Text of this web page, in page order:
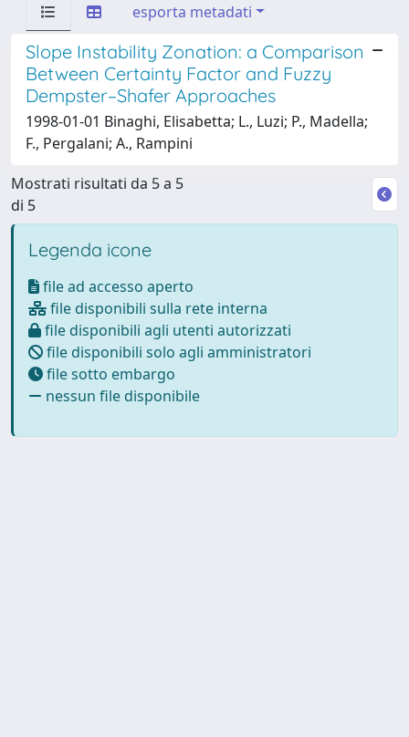
esporta metadati
Slope Instability Zonation: a Comparison
Between Certainty Factor and Fuzzy
Dempster–Shafer Approaches
1998-01-01 Binaghi, Elisabetta; L., Luzi; P., Madella;
F., Pergalani; A., Rampini
Mostrati risultati da 5 a 5
di 5
Legenda icone
file ad accesso aperto
file disponibili sulla rete interna
file disponibili agli utenti autorizzati
file disponibili solo agli amministratori
file sotto embargo
nessun file disponibile